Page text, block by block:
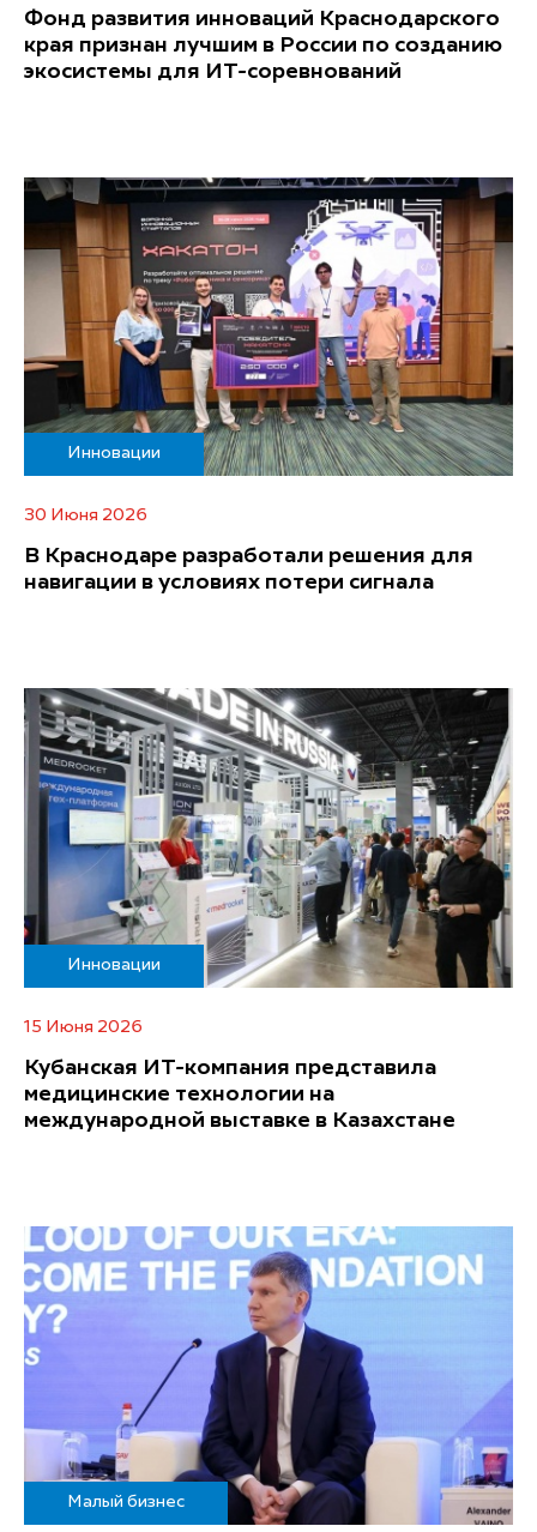
Фонд развития инноваций Краснодарского
края признан лучшим в России по созданию
экосистемы для ИТ-соревнований
Инновации
30 Июня 2026
В Краснодаре разработали решения для
навигации в условиях потери сигнала
Инновации
15 Июня 2026
Кубанская ИТ-компания представила
медицинские технологии на
международной выставке в Казахстане
Малый бизнес